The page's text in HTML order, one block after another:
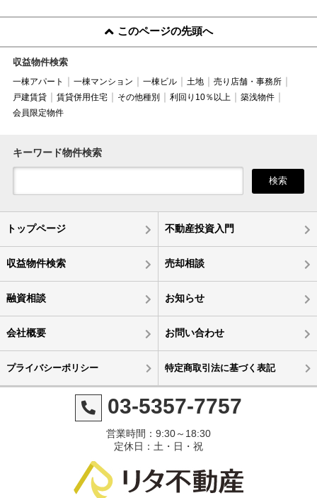
このページの先頭へ
収益物件検索
一棟アパート 一棟マンション 一棟ビル 土地
売り店舗・事務所
戸建賃貸
賃貸併用住宅 その他種別 利回り10％以上
築浅物件
会員限定物件
キーワード物件検索
検索
トップページ 不動産投資入門
収益物件検索 売却相談
融資相談 お知らせ
会社概要 お問い合わせ
プライバシーポリシー 特定商取引法に基づく表記
03-5357-7757
営業時間：9:30～18:30
定休日：土・日・祝